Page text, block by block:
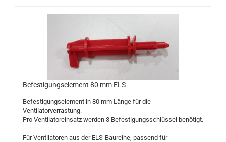
Befestigungselement 80 mm ELS
Befestigungselement in 80 mm Länge für die
Ventilatorverrastung.
Pro Ventilatoreinsatz werden 3 Befestigungsschlüssel benötigt.
Für Ventilatoren aus der ELS-Baureihe, passend für